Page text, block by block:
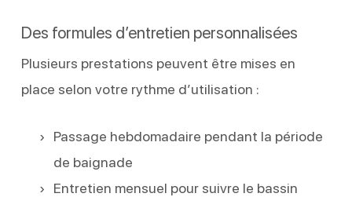
Des formules d’entretien personnalisées
Plusieurs prestations peuvent être mises en
place selon votre rythme d’utilisation :
Passage hebdomadaire pendant la période
de baignade
Entretien mensuel pour suivre le bassin